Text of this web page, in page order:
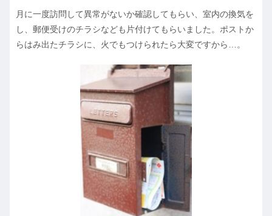
月に一度訪問して異常がないか確認してもらい、室内の換気を
し、郵便受けのチラシなども片付けてもらいました。ポストか
らはみ出たチラシに、火でもつけられたら大変ですから…。